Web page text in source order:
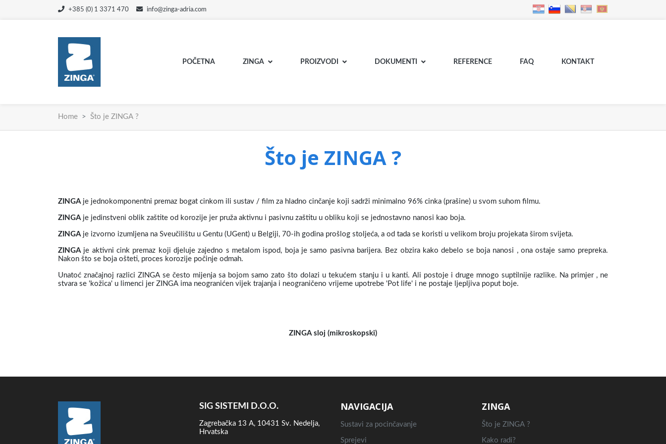
+385 (0) 1 3371 470 info@zinga-adria.com
POČETNA ZINGA PROIZVODI DOKUMENTI REFERENCE FAQ KONTAKT
Home Što je ZINGA ?
Što je ZINGA ?
ZINGAje jednokomponentni premaz bogat cinkom ili sustav / film za hladno cinčanje koji sadrži minimalno 96% cinka (prašine) u svom suhom filmu.
ZINGAje jedinstveni oblik zaštite od korozije jer pruža aktivnu i pasivnu zaštitu u obliku koji se jednostavno nanosi kao boja.
ZINGAje izvorno izumljena na Sveučilištu u Gentu (UGent) u Belgiji, 70-ih godina prošlog stoljeća, a od tada se koristi u velikom broju projekata širom svijeta.
ZINGAje aktivni cink premaz koji djeluje zajedno s metalom ispod, boja je samo pasivna barijera. Bez obzira kako debelo se boja nanosi , ona ostaje samo prepreka.
Nakon što se boja ošteti, proces korozije počinje odmah.
Unatoć značajnoj razlici ZINGA se često mijenja sa bojom samo zato što dolazi u tekućem stanju i u kanti. Ali postoje i druge mnogo suptilnije razlike. Na primjer , ne
stvara se 'kožica' u limenci jer ZINGA ima neogranićen vijek trajanja i neograničeno vrijeme upotrebe 'Pot life' i ne postaje ljepljiva poput boje.
ZINGA sloj (mikroskopski)
SIG SISTEMI D.O.O.
Zagrebačka 13 A, 10431 Sv. Nedelja,
Hrvatska
NAVIGACIJA
Sustavi za pocinčavanje
Sprejevi
ZINGA
Što je ZINGA ?
Kako radi?